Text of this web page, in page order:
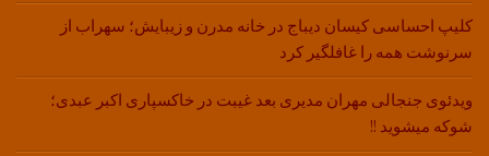
کلیپ احساسی کیسان دیباج در خانه مدرن و زیبایش؛ سهراب از
سرنوشت همه را غافلگیر کرد
ویدئوی جنجالی مهران مدیری بعد غیبت در خاکسپاری اکبر عبدی؛
شوکه میشوید !!